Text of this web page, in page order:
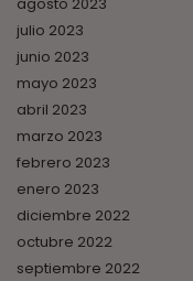
agosto 2023
julio 2023
junio 2023
mayo 2023
abril 2023
marzo 2023
febrero 2023
enero 2023
diciembre 2022
octubre 2022
septiembre 2022